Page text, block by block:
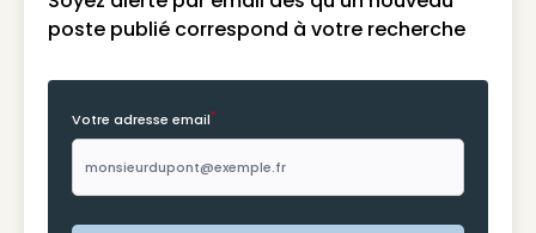
poste publié correspond à votre recherche
Votre adresse email*